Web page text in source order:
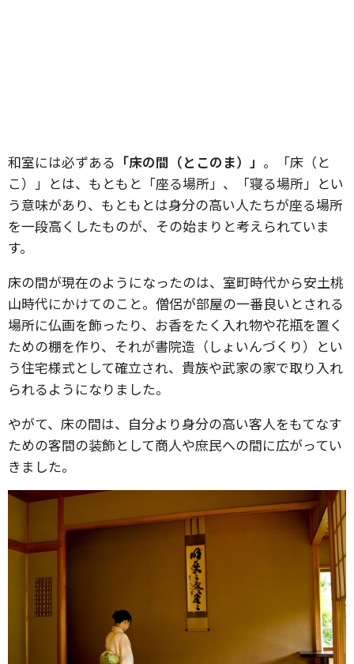
和室には必ずある 「床の間（とこのま）」 。「床（と
こ）」とは、もともと「座る場所」、「寝る場所」とい
う意味があり、もともとは身分の高い人たちが座る場所
を一段高くしたものが、その始まりと考えられていま
す。
床の間が現在のようになったのは、室町時代から安土桃
山時代にかけてのこと。僧侶が部屋の一番良いとされる
場所に仏画を飾ったり、お香をたく入れ物や花瓶を置く
ための棚を作り、それが書院造（しょいんづくり）とい
う住宅様式として確立され、貴族や武家の家で取り入れ
られるようになりました。
やがて、床の間は、自分より身分の高い客人をもてなす
ための客間の装飾として商人や庶民への間に広がってい
きました。